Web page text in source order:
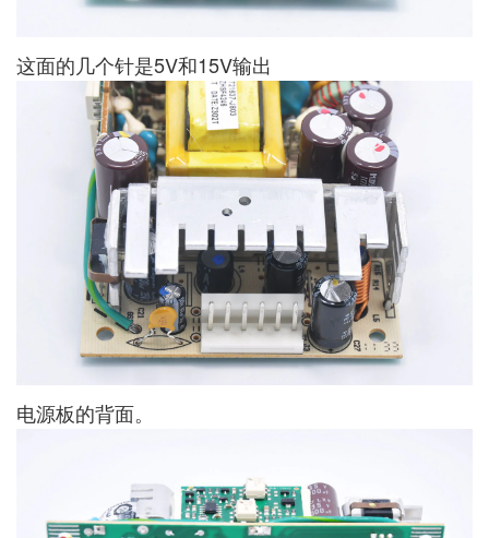
这面的几个针是5V和15V输出
电源板的背面。